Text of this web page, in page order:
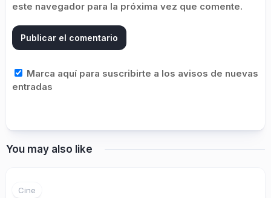
este navegador para la próxima vez que comente.
Marca aquí para suscribirte a los avisos de nuevas
entradas
You may also like
Cine